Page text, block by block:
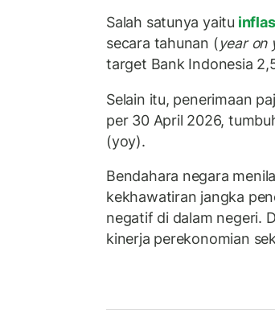
Salah satunya yaitu
secara tahunan (year on
target Bank Indonesia
Selain itu, penerimaan
per 30 April 2026,
(yoy).
Bendahara negara
kekhawatiran jangka
negatif di dalam negeri.
kinerja perekonomian